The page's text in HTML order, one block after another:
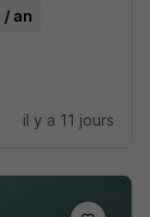
an
il y a 11 jours